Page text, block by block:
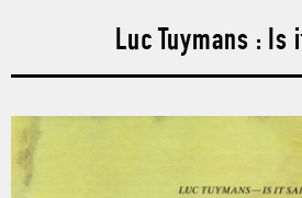
Luc Tuymans : Is